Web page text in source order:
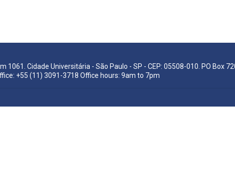
1061. Cidade Universitária - São Paulo - SP - CEP: 05508-010. PO Box
+55 (11) 3091-3718 Office hours: 9am to 7pm